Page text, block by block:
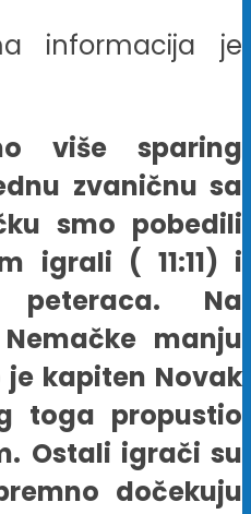
informacija je
više sparing
zvaničnu sa
smo pobedili
igrali ( 11:11) i
peteraca. Na
manju
kapiten Novak
toga propustio
Ostali igrači su
dočekuju